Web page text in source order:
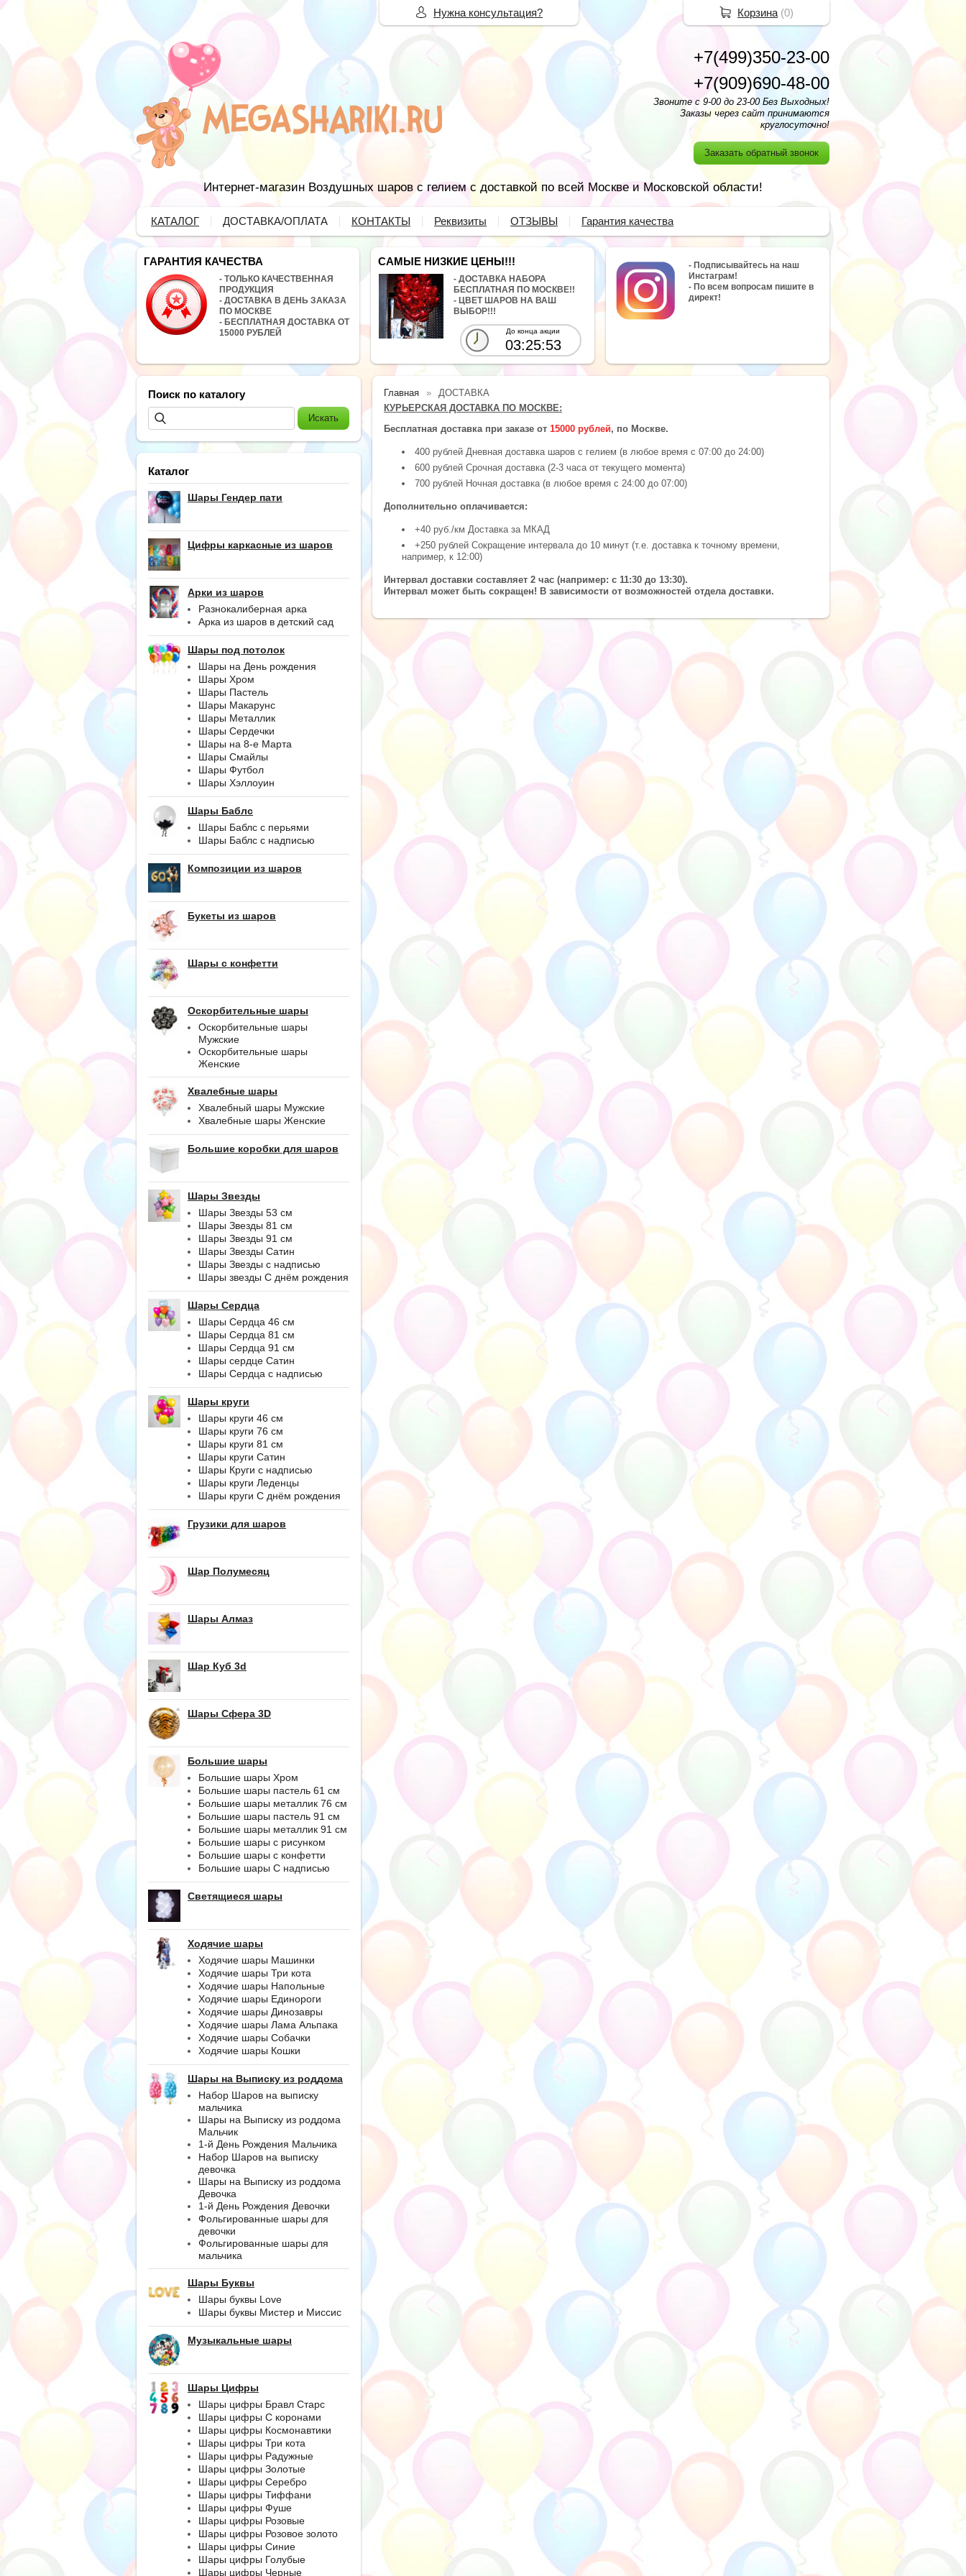
+7(499)350-23-00
+7(909)690-48-00
Звоните с 9-00 до 23-00 Без Выходных!
Заказы через сайт принимаются
круглосуточно!
Заказать обратный звонок
Интернет-магазин Воздушных шаров с гелием с доставкой по всей Москве и Московской области!
КАТАЛОГ ДОСТАВКА/ОПЛАТА КОНТАКТЫ Реквизиты ОТЗЫВЫ Гарантия качества
ГАРАНТИЯ КАЧЕСТВА
- ТОЛЬКО КАЧЕСТВЕННАЯ
ПРОДУКЦИЯ
- ДОСТАВКА В ДЕНЬ ЗАКАЗА
ПО МОСКВЕ
- БЕСПЛАТНАЯ ДОСТАВКА ОТ
15000 РУБЛЕЙ
САМЫЕ НИЗКИЕ ЦЕНЫ!!!
- ДОСТАВКА НАБОРА
БЕСПЛАТНАЯ ПО МОСКВЕ!!
- ЦВЕТ ШАРОВ НА ВАШ
ВЫБОР!!!
До конца акции
03:25:52
- Подписывайтесь на наш
Инстаграм!
- По всем вопросам пишите в
директ!
Поиск по каталогу
Каталог
Шары Гендер пати
Цифры каркасные из шаров
Арки из шаров
Разнокалиберная арка
Арка из шаров в детский сад
Шары под потолок
Шары на День рождения
Шары Хром
Шары Пастель
Шары Макарунс
Шары Металлик
Шары Сердечки
Шары на 8-е Марта
Шары Смайлы
Шары Футбол
Шары Хэллоуин
Шары Баблс
Шары Баблс с перьями
Шары Баблс с надписью
Композиции из шаров
Букеты из шаров
Шары с конфетти
Оскорбительные шары
Оскорбительные шары
Мужские
Оскорбительные шары
Женские
Хвалебные шары
Хвалебный шары Мужские
Хвалебные шары Женские
Большие коробки для шаров
Шары Звезды
Шары Звезды 53 см
Шары Звезды 81 см
Шары Звезды 91 см
Шары Звезды Сатин
Шары Звезды с надписью
Шары звезды С днём рождения
Шары Сердца
Шары Сердца 46 см
Шары Сердца 81 см
Шары Сердца 91 см
Шары сердце Сатин
Шары Сердца с надписью
Шары круги
Шары круги 46 см
Шары круги 76 см
Шары круги 81 см
Шары круги Сатин
Шары Круги с надписью
Шары круги Леденцы
Шары круги С днём рождения
Грузики для шаров
Шар Полумесяц
Шары Алмаз
Шар Куб 3d
Шары Сфера 3D
Большие шары
Большие шары Хром
Большие шары пастель 61 см
Большие шары металлик 76 см
Большие шары пастель 91 см
Большие шары металлик 91 см
Большие шары с рисунком
Большие шары с конфетти
Большие шары С надписью
Светящиеся шары
Ходячие шары
Ходячие шары Машинки
Ходячие шары Три кота
Ходячие шары Напольные
Ходячие шары Единороги
Ходячие шары Динозавры
Ходячие шары Лама Альпака
Ходячие шары Собачки
Ходячие шары Кошки
Шары на Выписку из роддома
Набор Шаров на выписку
мальчика
Шары на Выписку из роддома
Мальчик
1-й День Рождения Мальчика
Набор Шаров на выписку
девочка
Шары на Выписку из роддома
Девочка
1-й День Рождения Девочки
Фольгированные шары для
девочки
Фольгированные шары для
мальчика
Шары Буквы
Шары буквы Love
Шары буквы Мистер и Миссис
Музыкальные шары
Шары Цифры
Шары цифры Бравл Старс
Шары цифры С коронами
Шары цифры Космонавтики
Шары цифры Три кота
Шары цифры Радужные
Шары цифры Золотые
Шары цифры Серебро
Шары цифры Тиффани
Шары цифры Фуше
Шары цифры Розовые
Шары цифры Розовое золото
Шары цифры Синие
Шары цифры Голубые
Шары цифры Черные
Главная
ДОСТАВКА
КУРЬЕРСКАЯ ДОСТАВКА ПО МОСКВЕ:
Бесплатная доставка при заказе от 15000 рублей, по Москве.
400 рублей Дневная доставка шаров с гелием (в любое время с 07:00 до 24:00)
600 рублей Срочная доставка (2-3 часа от текущего момента)
700 рублей Ночная доставка (в любое время с 24:00 до 07:00)
Дополнительно оплачивается:
+40 руб./км Доставка за МКАД
+250 рублей Сокращение интервала до 10 минут (т.е. доставка к точному времени,
например, к 12:00)
Интервал доставки составляет 2 час (например: с 11:30 до 13:30).
Интервал может быть сокращен! В зависимости от возможностей отдела доставки.
Нужна консультация? Корзина (0)